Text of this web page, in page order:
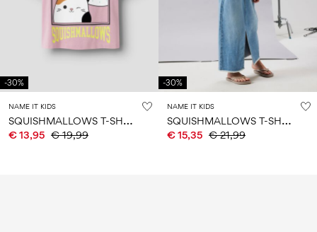
-30%
NAME IT KIDS
S
QUISHMALLOWS T-SHIRT
€ 13,95 € 19,99
-30%
NAME IT KIDS
S
QUISHMALLOWS T-SHIRT
€ 15,35 € 21,99